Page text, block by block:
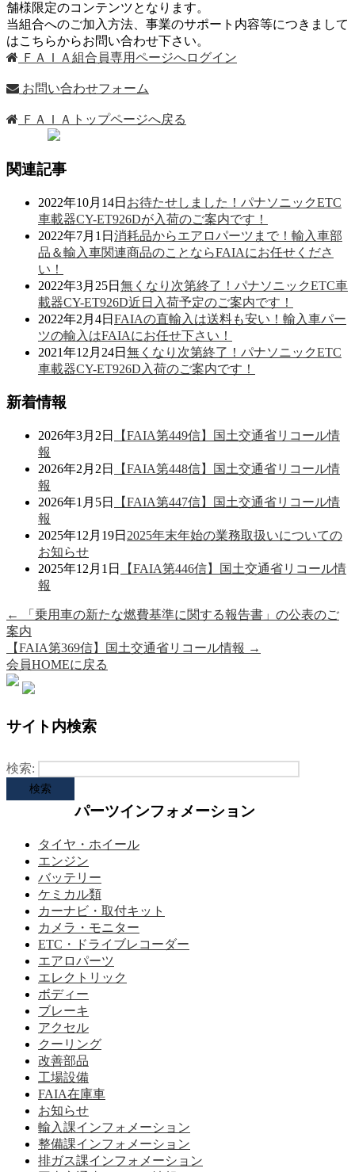
舗様限定のコンテンツとなります。
当組合へのご加入方法、事業のサポート内容等につきまして
はこちらからお問い合わせ下さい。
ＦＡＩＡ組合員専用ページへログイン
お問い合わせフォーム
ＦＡＩＡトップページへ戻る
関連記事
2022年10月14日 お待たせしました！パナソニックETC
車載器CY-ET926Dが入荷のご案内です！
2022年7月1日 消耗品からエアロパーツまで！輸入車部
品＆輸入車関連商品のことならFAIAにお任せくださ
い！
2022年3月25日 無くなり次第終了！パナソニックETC車
載器CY-ET926D近日入荷予定のご案内です！
2022年2月4日 FAIAの直輸入は送料も安い！輸入車パー
ツの輸入はFAIAにお任せ下さい！
2021年12月24日 無くなり次第終了！パナソニックETC
車載器CY-ET926D入荷のご案内です！
新着情報
2026年3月2日
【FAIA第449信】国土交通省リコール情
報
2026年2月2日
【FAIA第448信】国土交通省リコール情
報
2026年1月5日
【FAIA第447信】国土交通省リコール情
報
2025年12月19日 2025年末年始の業務取扱いについての
お知らせ
2025年12月1日
【FAIA第446信】国土交通省リコール情
報
←
「乗用車の新たな燃費基準に関する報告書」の公表のご
案内
【FAIA第369信】国土交通省リコール情報 →
会員HOMEに戻る
サイト内検索
検索:
パーツインフォメーション
タイヤ・ホイール
エンジン
バッテリー
ケミカル類
カーナビ・取付キット
カメラ・モニター
ETC・ドライブレコーダー
エアロパーツ
エレクトリック
ボディー
ブレーキ
アクセル
クーリング
改善部品
工場設備
FAIA在庫車
お知らせ
輸入課インフォメーション
整備課インフォメーション
排ガス課インフォメーション